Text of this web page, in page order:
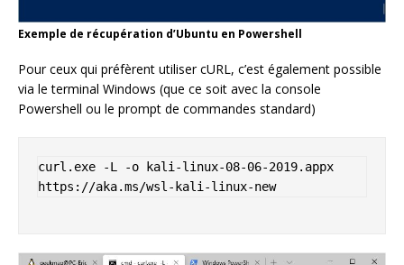
Exemple de récupération d’Ubuntu en Powershell
Pour ceux qui préfèrent utiliser cURL, c’est également possible
via le terminal Windows (que ce soit avec la console
Powershell ou le prompt de commandes standard)
curl.exe -L -o kali-linux-08-06-2019.appx
https://aka.ms/wsl-kali-linux-new